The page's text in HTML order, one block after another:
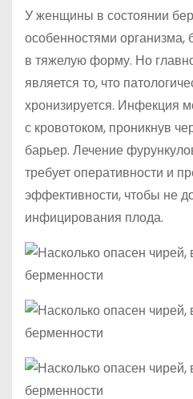
У женщины в состоянии
особенностями организма,
в тяжелую форму. Но
является то, что
хронизируется. Инфекция
с кровотоком, проникнув
барьер. Лечение
требует оперативности и
эффективности, чтобы не
инфицирования плода.